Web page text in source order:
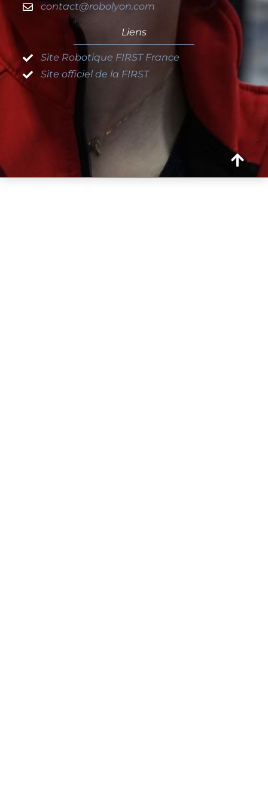
contact@robolyon.com
Liens
Site Robotique FIRST France
Site officiel de la FIRST